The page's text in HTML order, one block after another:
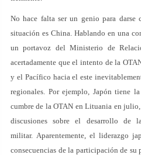
No hace falta ser un genio para darse
situación es China. Hablando en una
un portavoz del Ministerio de
acertadamente que el intento de la
y el Pacífico hacia el este
regionales. Por ejemplo, Japón tiene
cumbre de la OTAN en Lituania en
discusiones sobre el desarrollo de
militar. Aparentemente, el liderazgo
consecuencias de la participación de su